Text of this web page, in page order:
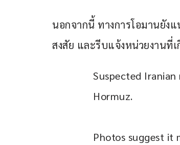
นอกจากนี้ ทางการโอมานยัง
สงสัย และรีบแจ้งหน่วยงานที่
Suspected
Hormuz.
Photos suggest it